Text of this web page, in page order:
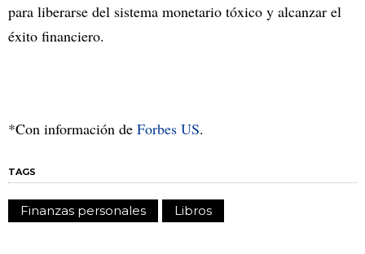
para liberarse del sistema monetario tóxico y alcanzar el
éxito financiero.
*Con información de Forbes US.
TAGS
Finanzas personales Libros